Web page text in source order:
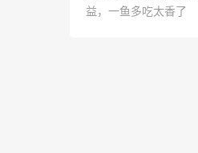
益，一鱼多吃太香了